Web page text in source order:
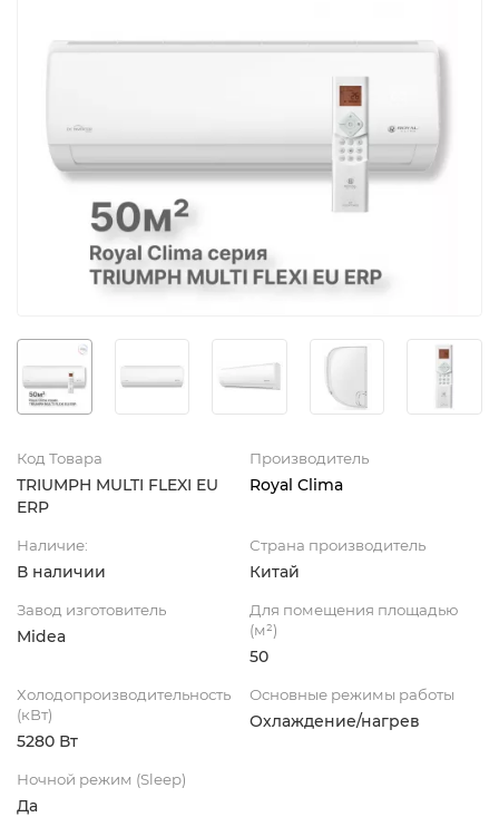
Код Товара
TRIUMPH MULTI FLEXI EU
ERP
Производитель
Royal Clima
Наличие:
В наличии
Страна производитель
Китай
Завод изготовитель
Midea
Для помещения площадью
(м²)
50
Холодопроизводительность
(кВт)
5280 Вт
Основные режимы работы
Охлаждение/нагрев
Ночной режим (Sleep)
Да